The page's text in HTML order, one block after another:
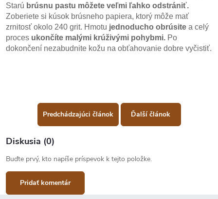
Starú brúsnu pastu môžete veľmi ľahko odstrániť.
Zoberiete si kúsok brúsneho papiera, ktorý môže mať
zrnitosť okolo 240 grit. Hmotu jednoducho obrúsite a celý
proces ukončíte malými krúživými pohybmi. Po
dokončení nezabudnite kožu na obťahovanie dobre vyčistiť.
Predchádzajúci článok Ďalší článok
Diskusia (0)
Buďte prvý, kto napíše príspevok k tejto položke.
Pridať komentár